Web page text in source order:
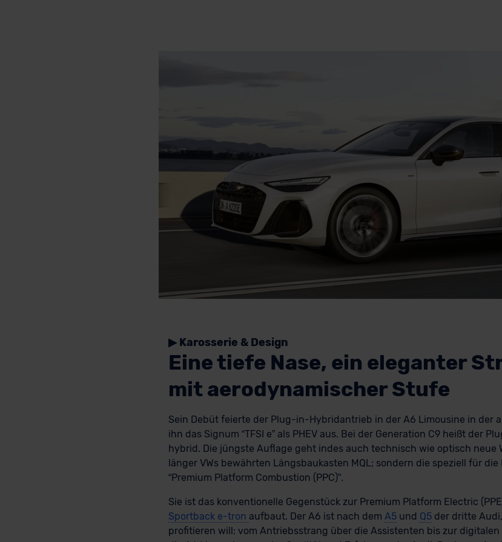
▶ Karosserie & Design
Eine tiefe Nase, ein eleganter
mit aerodynamischer Stufe
Sein Debüt feierte der Plug-in-Hybridantrieb in der A6 Limousine in der
ihn das Signum “TFSI e” als PHEV aus. Bei der Generation C9 heißt der
hybrid. Die jüngste Auflage geht indes auch technisch wie optisch neue
länger VWs bewährten Längsbaukasten MQL; sondern die speziell für
“Premium Platform Combustion (PPC)”.
Sie ist das konventionelle Gegenstück zur Premium Platform Electric
Sportback e-tron aufbaut. Der A6 ist nach dem A5 und Q5 der dritte
profitieren will: vom Antriebsstrang über die Assistenten bis zur